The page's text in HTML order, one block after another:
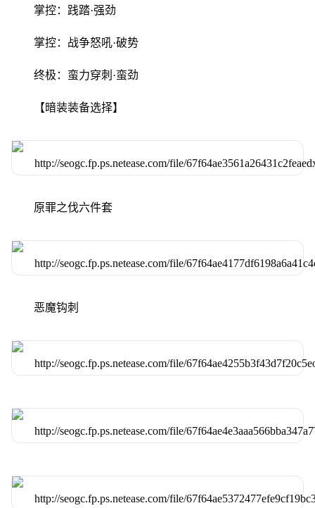
掌控：践踏·强劲
掌控：战争怒吼·破势
终极：蛮力穿刺·蛮劲
【暗装装备选择】
原罪之伐六件套
恶魔钩刺